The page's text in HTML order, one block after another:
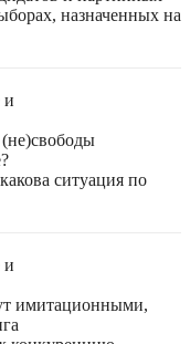
назначенных на
и
ситуация по
и
имитационными,